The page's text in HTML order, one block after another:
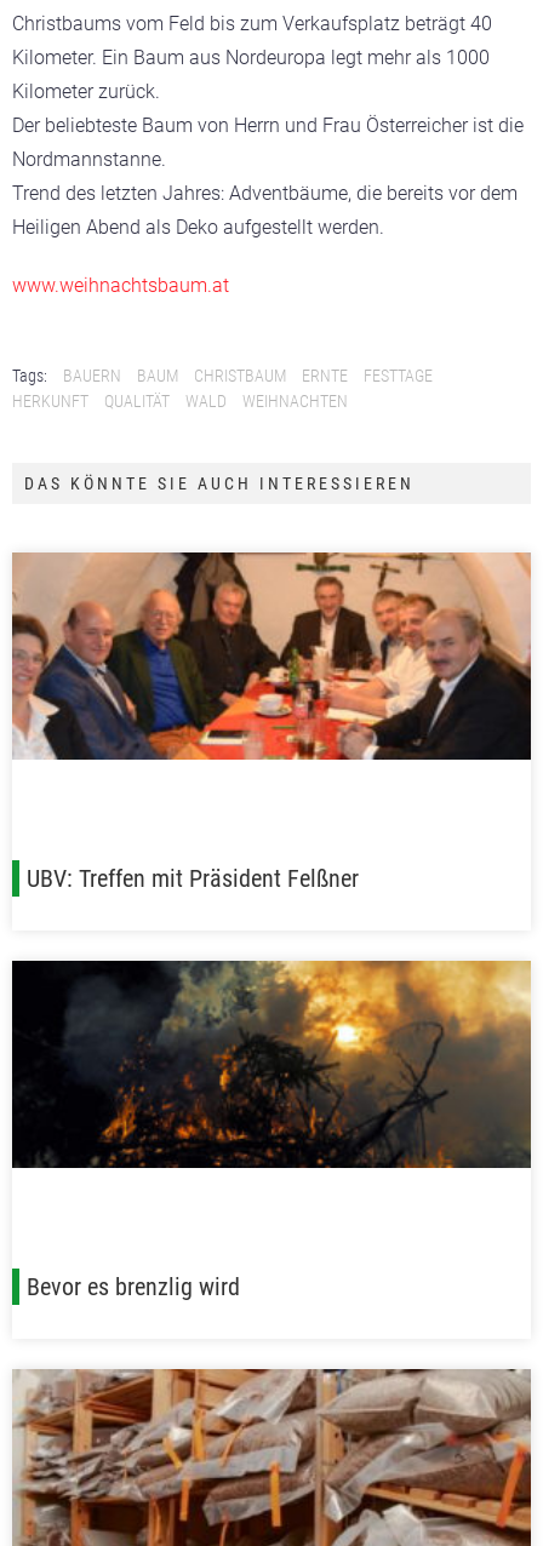
Christbaums vom Feld bis zum Verkaufsplatz beträgt 40
Kilometer. Ein Baum aus Nordeuropa legt mehr als 1000
Kilometer zurück.
Der beliebteste Baum von Herrn und Frau Österreicher ist die
Nordmannstanne.
Trend des letzten Jahres: Adventbäume, die bereits vor dem
Heiligen Abend als Deko aufgestellt werden.
www.weihnachtsbaum.at
Tags: BAUERN BAUM CHRISTBAUM ERNTE
FESTTAGE
HERKUNFT
QUALITÄT WALD WEIHNACHTEN
DAS KÖNNTE SIE AUCH INTERESSIEREN
UBV: Treffen mit Präsident Felßner
Bevor es brenzlig wird